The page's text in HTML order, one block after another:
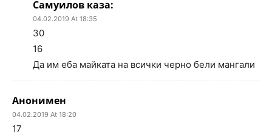
Самуилов каза:
04.02.2019 At 18:35
30
16
Да им еба майката на всички черно бели мангали
Анонимен
04.02.2019 At 18:20
17